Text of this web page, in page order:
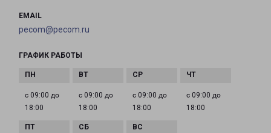
EMAIL
pecom@pecom.ru
ГРАФИК РАБОТЫ
с 09:00 до
18:00
с 09:00 до
18:00
с 09:00 до
18:00
с 09:00 до
18:00